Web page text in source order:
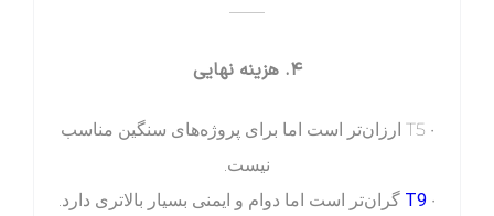
——
۴. هزینه نهایی
• T5 ارزان‌تر است اما برای پروژه‌های سنگین مناسب
نیست.
•
T9 گران‌تر است اما دوام و ایمنی بسیار بالاتری دارد.